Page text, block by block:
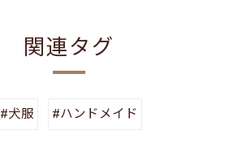
関連タグ
#犬服 #ハンドメイド